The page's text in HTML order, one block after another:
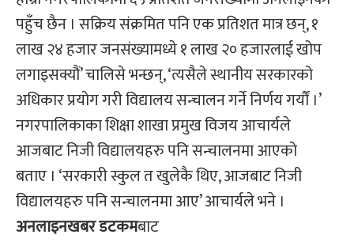
पहुँच छैन । सक्रिय संक्रमित पनि एक प्रतिशत मात्र छन्, १
लाख २४ हजार जनसंख्यामध्ये १ लाख २० हजारलाई खोप
लगाइसक्यौं’ चालिसे भन्छन्, ‘त्यसैले स्थानीय सरकारको
अधिकार प्रयोग गरी विद्यालय सन्चालन गर्ने निर्णय गर्यौं ।’
नगरपालिकाका शिक्षा शाखा प्रमुख विजय आचार्यले
आजबाट निजी विद्यालयहरु पनि सन्चालनमा आएको
बताए । ‘सरकारी स्कुल त खुलेकै थिए, आजबाट निजी
विद्यालयहरु पनि सन्चालनमा आए’ आचार्यले भने ।
अनलाइनखबर डटकमबाट